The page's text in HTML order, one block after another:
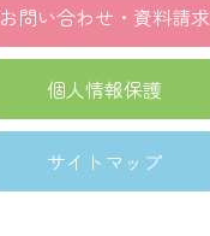
お問い合わせ・資料請求
個人情報保護
サイトマップ